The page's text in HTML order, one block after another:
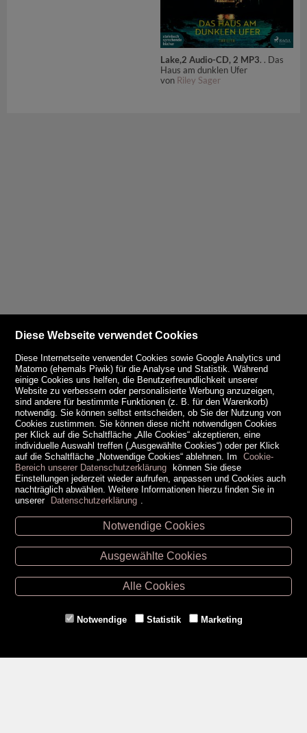
Lake,2 Audio-CD, 2 MP3. . Das
Haus am dunklen Ufer
von Riley Sager
Unsere Öffnungszeiten
Retz -02942/20433
Hollabrunn -02952/30057
Eggenburg -02984/3836
Gmünd -
Diese Webseite verwendet Cookies
Diese Internetseite verwendet Cookies sowie Google Analytics und
Matomo (ehemals Piwik) für die Analyse und Statistik. Während
einige Cookies uns helfen, die Benutzerfreundlichkeit unserer
Website zu verbessern oder personalisierte Werbung anzuzeigen,
sind andere für bestimmte Funktionen (z. B. für den Warenkorb)
notwendig. Sie können selbst entscheiden, ob Sie der Nutzung von
Cookies zustimmen. Sie können diese nicht notwendigen Cookies
per Klick auf die Schaltfläche „Alle Cookies“ akzeptieren, eine
individuelle Auswahl treffen („Ausgewählte Cookies“) oder per Klick
auf die Schaltfläche „Notwendige Cookies“ ablehnen. Im
Cookie-
Bereich unserer Datenschutzerklärung können Sie diese
Einstellungen jederzeit wieder aufrufen, anpassen und Cookies auch
nachträglich abwählen. Weitere Informationen hierzu finden Sie in
unserer Datenschutzerklärung
Notwendige Cookies
Ausgewählte Cookies
Alle Cookies
Notwendige Statistik Marketing